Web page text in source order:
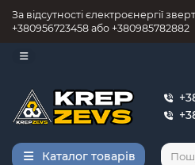
За відсутності єлектроєнергії
+380956723458 або +380985782882
Каталог товарів